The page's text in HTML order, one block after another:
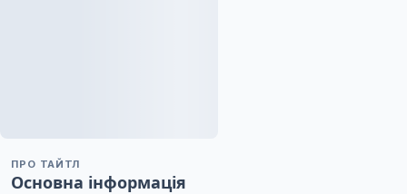
ПРО ТАЙТЛ
Основна інформація